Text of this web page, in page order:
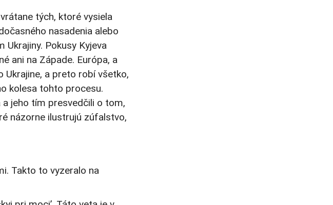
tých, ktoré vysiela
nasadenia alebo
Pokusy Kyjeva
ani na Západe. Európa, a
a preto robí všetko,
kolesa tohto procesu.
a jeho tím presvedčili o tom,
názorne ilustrujú zúfalstvo,
Takto to vyzeralo na